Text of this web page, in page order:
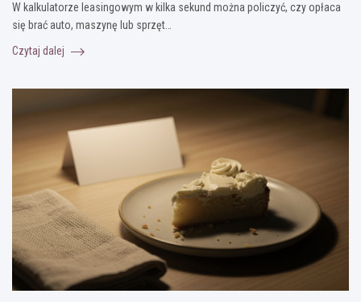
W kalkulatorze leasingowym w kilka sekund można policzyć, czy opłaca
się brać auto, maszynę lub sprzęt…
Czytaj dalej